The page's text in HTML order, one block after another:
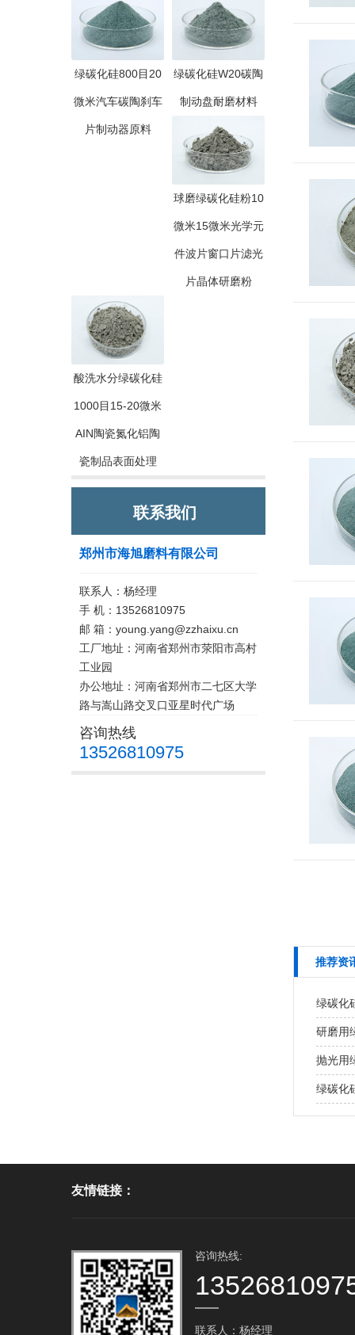
绿碳化硅800目20
微米汽车碳陶刹车
片制动器原料
绿碳化硅W20碳陶
制动盘耐磨材料
球磨绿碳化硅粉10
微米15微米光学元
件波片窗口片滤光
片晶体研磨粉
酸洗水分绿碳化硅
1000目15-20微米
AIN陶瓷氮化铝陶
瓷制品表面处理
联系我们
郑州市海旭磨料有限公司
联系人：杨经理
手 机：13526810975
邮 箱：young.yang@zzhaixu.cn
工厂地址：河南省郑州市荥阳市高村
工业园
办公地址：河南省郑州市二七区大学
路与嵩山路交叉口亚星时代广场
咨询热线
13526810975
推荐资
绿碳化
研磨用
抛光用
绿碳化
友情链接：
咨询热线:
联系人：杨经理